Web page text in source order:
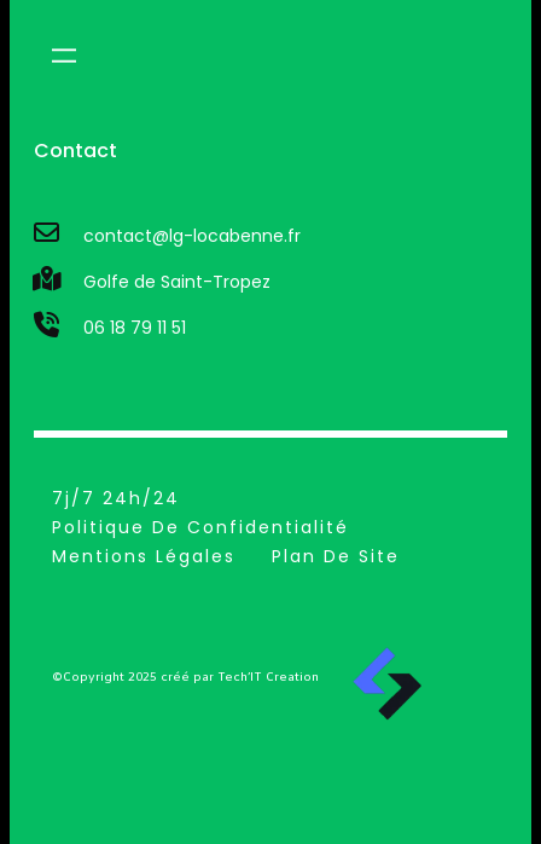
Contact
contact@lg-locabenne.fr
Golfe de Saint-Tropez
06 18 79 11 51
7j/7 24h/24
Politique De Confidentialité
Mentions Légales
Plan De Site
©Copyright 2025 créé par Tech’IT Creation